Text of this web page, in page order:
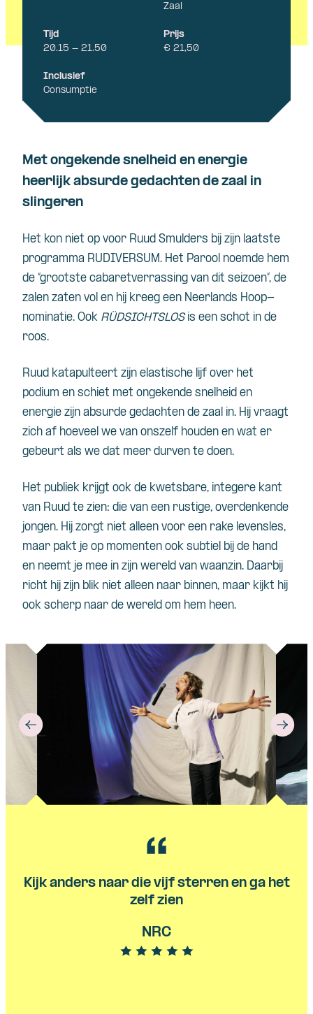
Zaal
Tijd
20.15 - 21.50
Prijs
€ 21,50
Inclusief
Consumptie
Met ongekende snelheid en energie
heerlijk absurde gedachten de zaal in
slingeren
Het kon niet op voor Ruud Smulders bij zijn laatste
programma RUDIVERSUM. Het Parool noemde hem
de “grootste cabaretverrassing van dit seizoen”, de
zalen zaten vol en hij kreeg een Neerlands Hoop-
nominatie. Ook RÜDSICHTSLOSis een schot in de
roos.
Ruud katapulteert zijn elastische lijf over het
podium en schiet met ongekende snelheid en
energie zijn absurde gedachten de zaal in. Hij vraagt
zich af hoeveel we van onszelf houden en wat er
gebeurt als we dat meer durven te doen.
Het publiek krijgt ook de kwetsbare, integere kant
van Ruud te zien: die van een rustige, overdenkende
jongen. Hij zorgt niet alleen voor een rake levensles,
maar pakt je op momenten ook subtiel bij de hand
en neemt je mee in zijn wereld van waanzin. Daarbij
richt hij zijn blik niet alleen naar binnen, maar kijkt hij
ook scherp naar de wereld om hem heen.
Kijk anders naar die vijf sterren en ga het
zelf zien
NRC